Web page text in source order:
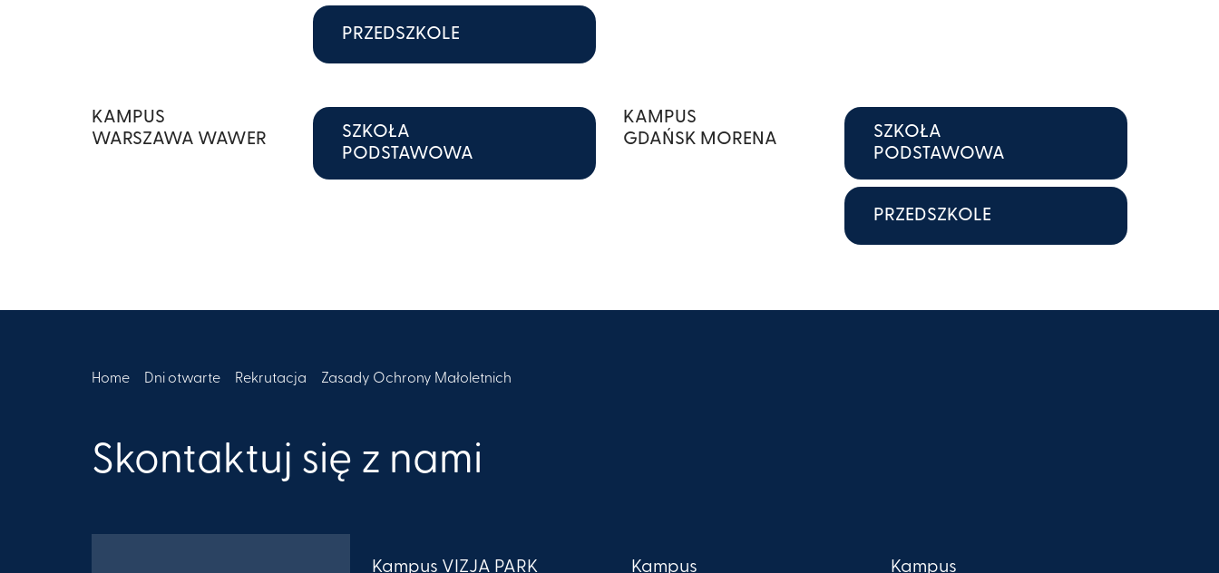
PRZEDSZKOLE
KAMPUS
WARSZAWA WAWER
SZKOŁA
PODSTAWOWA
KAMPUS
GDAŃSK MORENA
SZKOŁA
PODSTAWOWA
PRZEDSZKOLE
Home Dni otwarte Rekrutacja Zasady Ochrony Małoletnich
Skontaktuj się z nami
Kampus VIZJA PARK
Kampus
Kampus